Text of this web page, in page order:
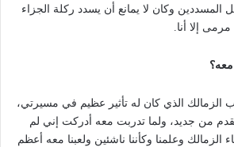
المسددين وكان لا يمانع أن يسدد ركلة الجزاء
إلا أنا.
الزمالك الذي كان له تأثير عظيم في مسيرتي،
من جديد، ولما تدربت معه أدركت إني لم
وعلمنا وكأننا ناشئين ولعبنا معه أعظم